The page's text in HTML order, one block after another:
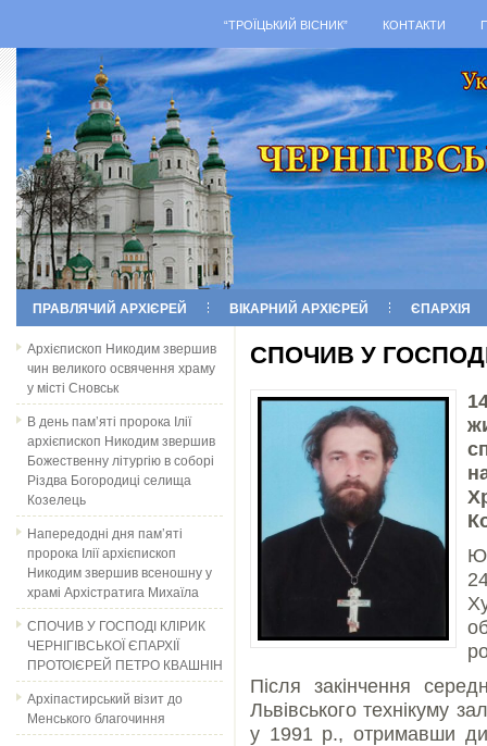
“ТРОЇЦЬКИЙ ВІСНИК” КОНТАКТИ
ПРАВЛЯЧИЙ АРХІЄРЕЙ ВІКАРНИЙ АРХІЄРЕЙ ЄПАРХІЯ
Архієпископ Никодим звершив
чин великого освячення храму
у місті Сновськ
В день пам’яті пророка Ілії
архієпископ Никодим звершив
Божественну літургію в соборі
Різдва Богородиці селища
Козелець
Напередодні дня пам’яті
пророка Ілії архієпископ
Никодим звершив всеношну у
храмі Архістратига Михаїла
СПОЧИВ У ГОСПОДІ КЛІРИК
ЧЕРНІГІВСЬКОЇ ЄПАРХІЇ
ПРОТОІЄРЕЙ ПЕТРО КВАШНІН
Архіпастирський візит до
Менського благочиння
СПОЧИВ У
Після закінчення
Львівського технікуму
у 1991 р., отримавши